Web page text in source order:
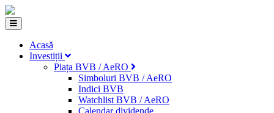
Acasă
Investiții
Piața BVB / AeRO
Simboluri BVB / AeRO
Indici BVB
Watchlist BVB / AeRO
Calendar dividende